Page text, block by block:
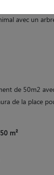
avec un
de 50m2
de la place
50 m²